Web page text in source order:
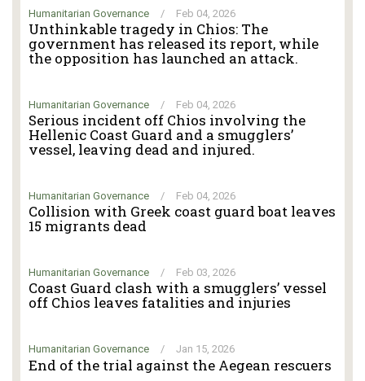
Humanitarian Governance / Feb 04, 2026
Unthinkable tragedy in Chios: The
government has released its report, while
the opposition has launched an attack.
Humanitarian Governance / Feb 04, 2026
Serious incident off Chios involving the
Hellenic Coast Guard and a smugglers’
vessel, leaving dead and injured.
Humanitarian Governance / Feb 04, 2026
Collision with Greek coast guard boat leaves
15 migrants dead
Humanitarian Governance / Feb 03, 2026
Coast Guard clash with a smugglers’ vessel
off Chios leaves fatalities and injuries
Humanitarian Governance / Jan 15, 2026
End of the trial against the Aegean rescuers